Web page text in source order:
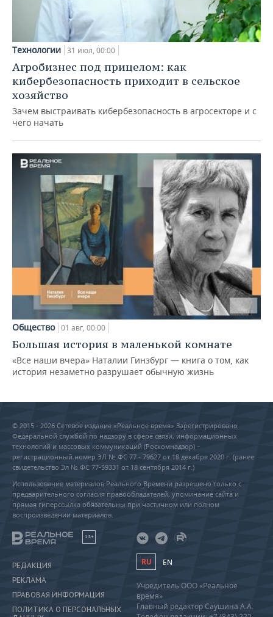
Технологии 31 июл, 00:00
Агробизнес под прицелом: как
кибербезопасность приходит в сельское
хозяйство
Зачем выстраивать кибербезопасность в агросекторе и с
чего начать
Общество 01 авг, 00:00
Большая история в маленькой комнате
«Все наши вчера» Наталии Гинзбург — книга о том, как
история незаметно разрушает обычную жизнь
© 2015 - 2026 Сетевое издание «Реальное время» Зарегистрировано
Федеральной службой по надзору в сфере связи, информационных
технологий и массовых коммуникаций (Роскомнадзор) –
регистрационный номер ЭЛ № ФС 77 - 79627 от 18 декабря 2020 г. (ранее
свидетельство Эл № ФС 77-59331 от 18 сентября 2014 г.)
Использование материалов Реального Времени разрешено только с
предварительного согласия правообладателей, упоминание сайта и
прямая гиперссылка обязательны при частичном или полном
воспроизведении материалов.
18+
РЕДАКЦИЯ
РЕКЛАМА
ПРАВОВАЯ ИНФОРМАЦИЯ
ПОЛИТИКА О ПЕРСОНАЛЬНЫХ
RU EN
Учредитель ООО «Реальное
время»
Главный редактор Саушина А.А.